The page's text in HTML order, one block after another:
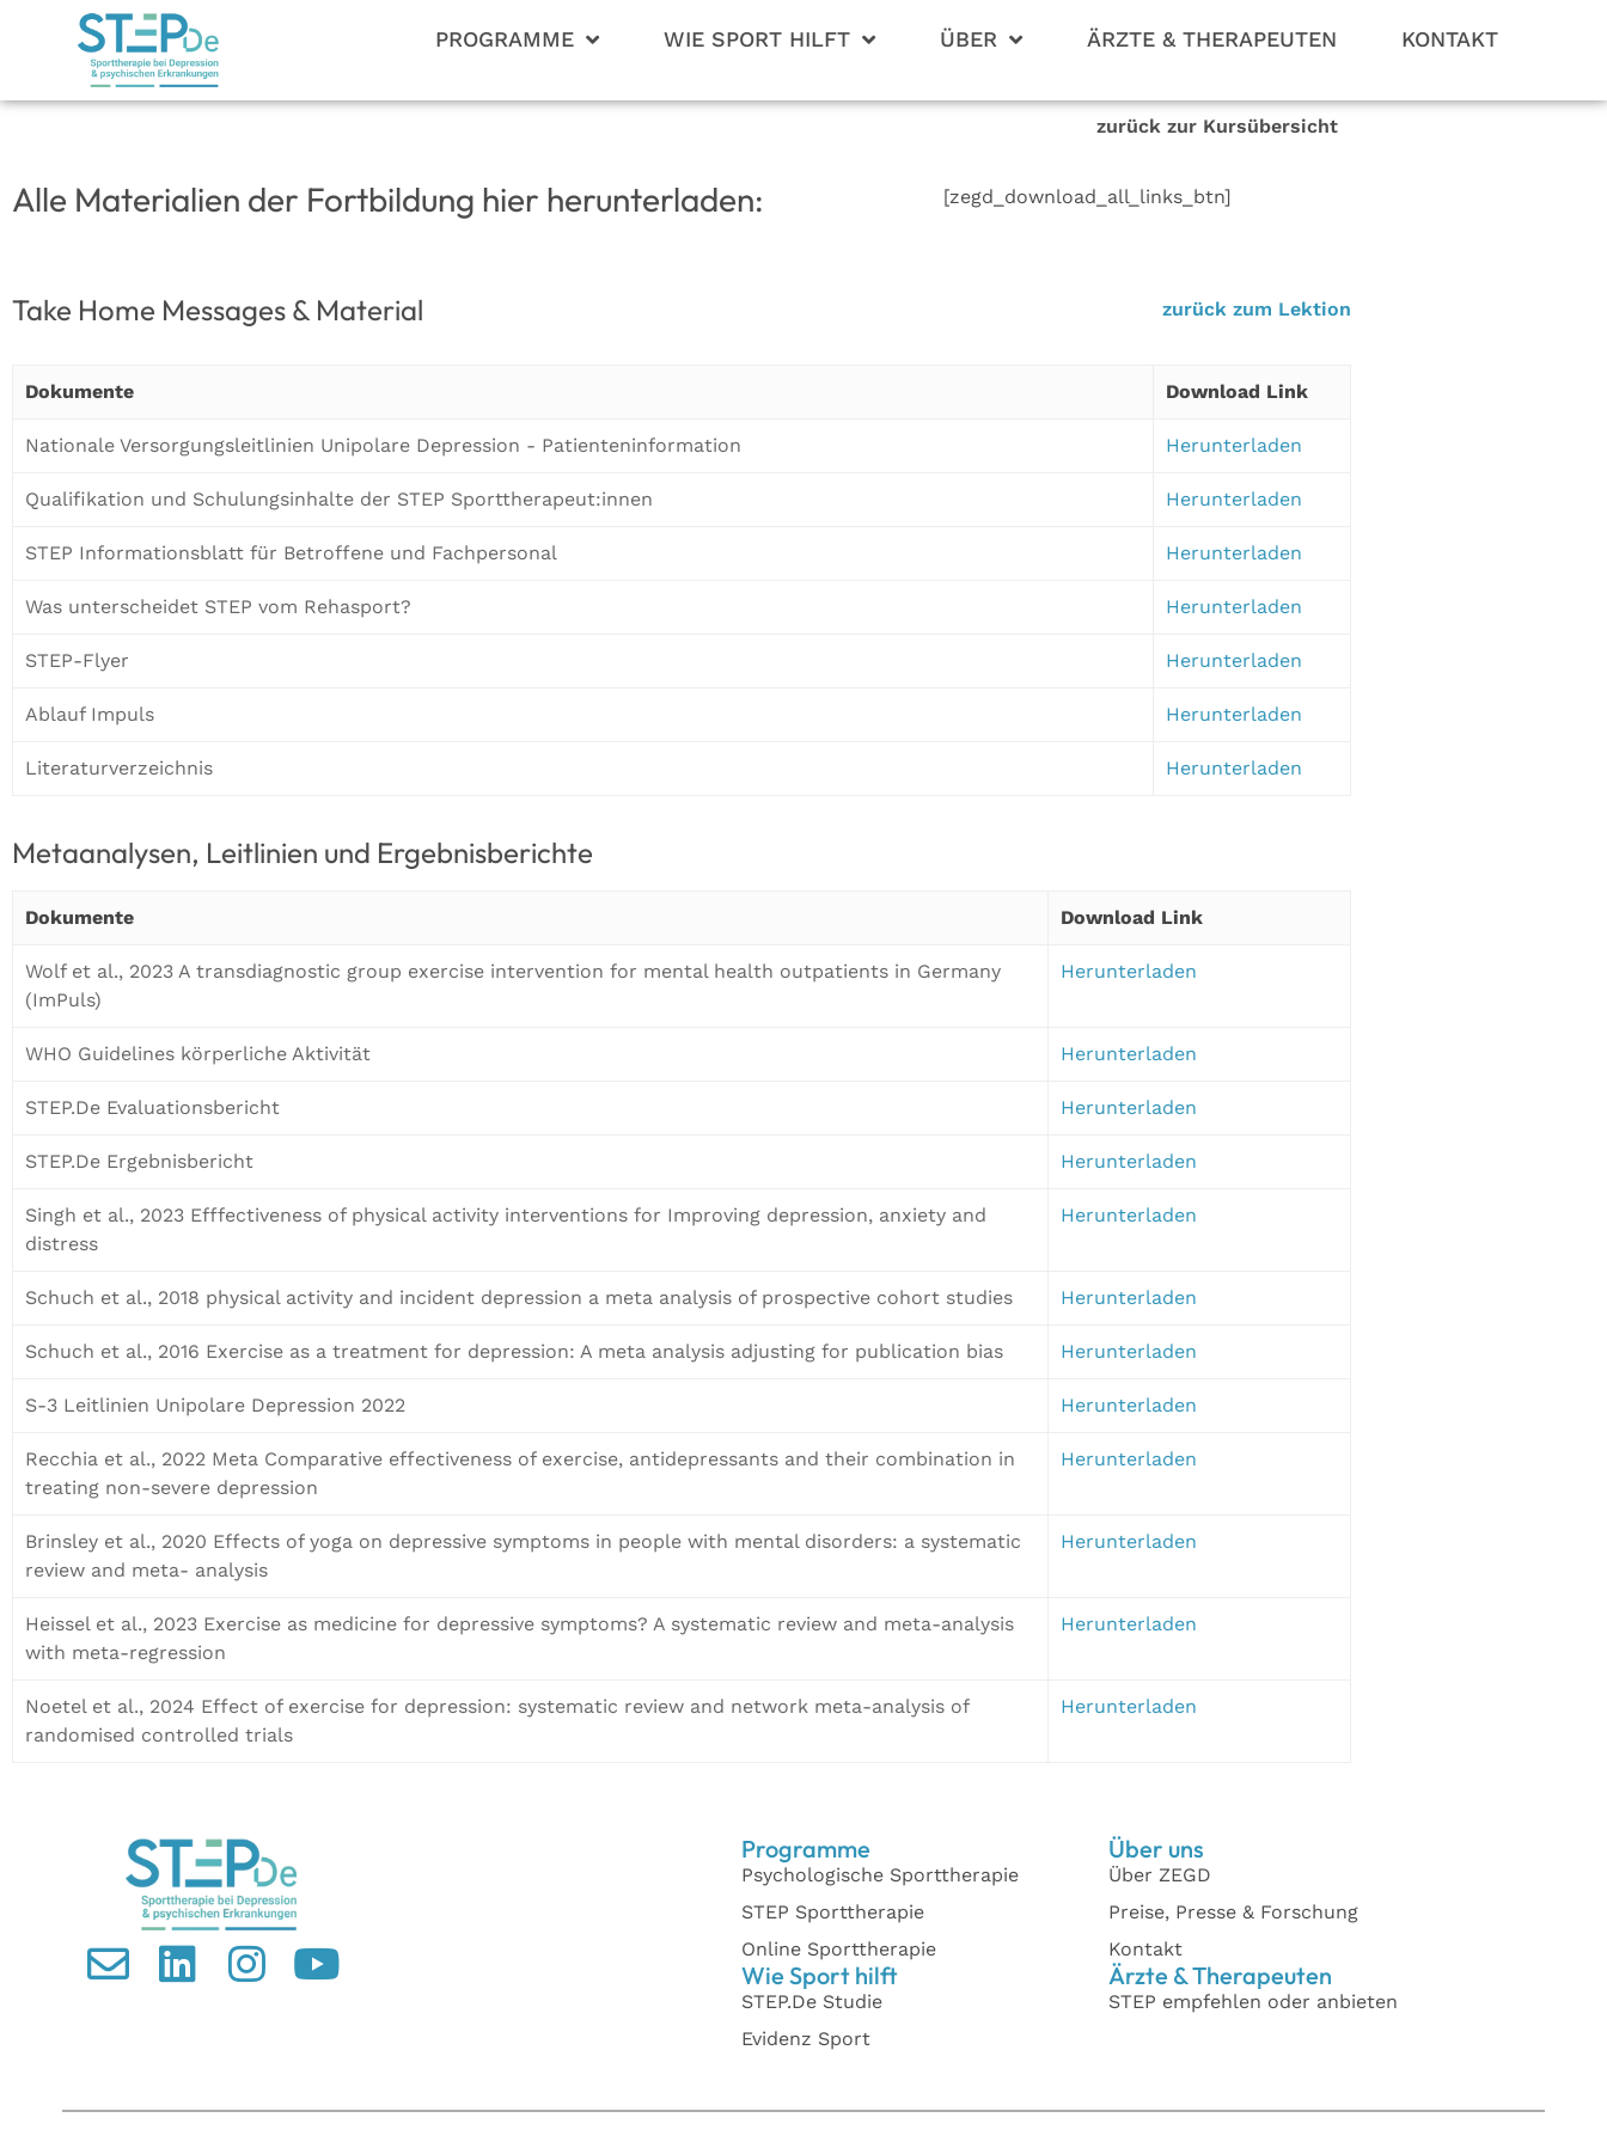
PROGRAMME WIE SPORT HILFT ÜBER ÄRZTE & THERAPEUTEN KONTAKT
zurück zur Kursübersicht
Alle Materialien der Fortbildung hier herunterladen: [zegd_download_all_links_btn]
Take Home Messages & Material zurück zum Lektion
Dokumente Download Link
Nationale Versorgungsleitlinien Unipolare Depression - Patienteninformation Herunterladen
Qualifikation und Schulungsinhalte der STEP Sporttherapeut:innen Herunterladen
STEP Informationsblatt für Betroffene und Fachpersonal Herunterladen
Was unterscheidet STEP vom Rehasport? Herunterladen
STEP-Flyer Herunterladen
Ablauf Impuls Herunterladen
Literaturverzeichnis Herunterladen
Metaanalysen, Leitlinien und Ergebnisberichte
Dokumente Download Link
Wolf et al., 2023 A transdiagnostic group exercise intervention for mental health outpatients in Germany
(ImPuls)
Herunterladen
WHO Guidelines körperliche Aktivität Herunterladen
STEP.De Evaluationsbericht Herunterladen
STEP.De Ergebnisbericht Herunterladen
Singh et al., 2023 Efffectiveness of physical activity interventions for Improving depression, anxiety and
distress
Herunterladen
Schuch et al., 2018 physical activity and incident depression a meta analysis of prospective cohort studies Herunterladen
Schuch et al., 2016 Exercise as a treatment for depression: A meta analysis adjusting for publication bias Herunterladen
S-3 Leitlinien Unipolare Depression 2022 Herunterladen
Recchia et al., 2022 Meta Comparative effectiveness of exercise, antidepressants and their combination in
treating non-severe depression
Herunterladen
Brinsley et al., 2020 Effects of yoga on depressive symptoms in people with mental disorders: a systematic
review and meta- analysis
Herunterladen
Heissel et al., 2023 Exercise as medicine for depressive symptoms? A systematic review and meta-analysis
with meta-regression
Herunterladen
Noetel et al., 2024 Effect of exercise for depression: systematic review and network meta-analysis of
randomised controlled trials
Herunterladen
Programme
Psychologische Sporttherapie
STEP Sporttherapie
Online Sporttherapie
Wie Sport hilft
STEP.De Studie
Evidenz Sport
Über uns
Über ZEGD
Preise, Presse & Forschung
Kontakt
Ärzte & Therapeuten
STEP empfehlen oder anbieten